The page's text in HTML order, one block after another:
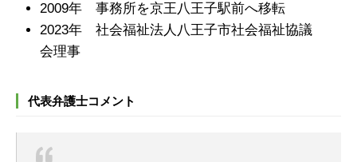
2009年 事務所を京王八王子駅前へ移転
2023年 社会福祉法人八王子市社会福祉協議
会理事
代表弁護士コメント